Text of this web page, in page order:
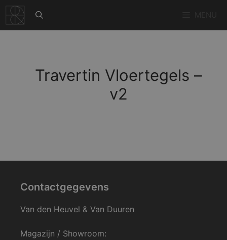
naar
de
Travertin Vloertegels –
v2
Contactgegevens
Van den Heuvel & Van Duuren
Magazijn / Showroom: